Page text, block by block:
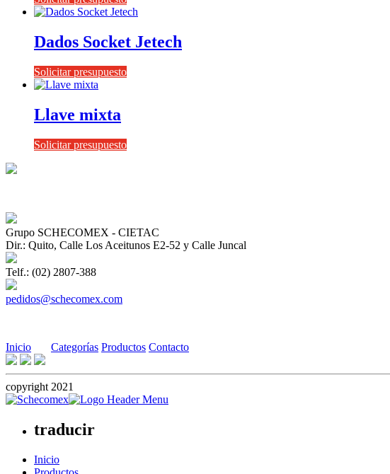
Dados Socket Jetech
Solicitar presupuesto
Llave mixta
Solicitar presupuesto
Grupo SCHECOMEX - CIETAC
Dir.: Quito, Calle Los Aceitunos E2-52 y Calle Juncal
Telf.: (02) 2807-388
pedidos@schecomex.com
Inicio Categorías Productos Contacto
copyright 2021
traducir
Inicio